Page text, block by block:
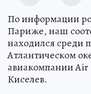
По информации
Париже, наш
находился среди
Атлантическом
авиакомпании Air
Киселев.